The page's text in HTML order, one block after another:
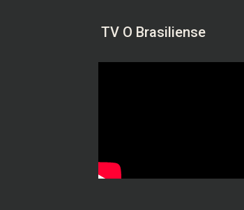
TV O Brasiliense